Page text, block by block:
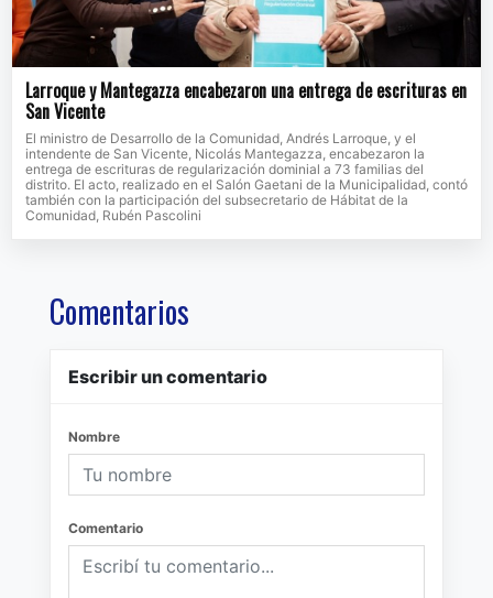
Larroque y Mantegazza encabezaron una entrega de escrituras en
San Vicente
El ministro de Desarrollo de la Comunidad, Andrés Larroque, y el
intendente de San Vicente, Nicolás Mantegazza, encabezaron la
entrega de escrituras de regularización dominial a 73 familias del
distrito. El acto, realizado en el Salón Gaetani de la Municipalidad, contó
también con la participación del subsecretario de Hábitat de la
Comunidad, Rubén Pascolini
Comentarios
Escribir un comentario
Nombre
Comentario